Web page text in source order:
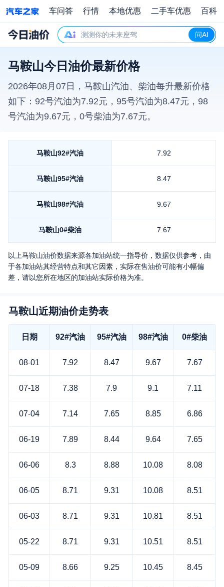
车问答 行情 本地优惠 二手车优惠 百科
测测你的未来座驾 问AI
马鞍山今日油价最新价格
2026年08月07日 ， 马鞍山汽油、柴油每升最新价格
如下：92号汽油为7.92元，95号汽油为8.47元，98
号汽油为9.67元，0号柴油为7.67元。
马鞍山92#汽油 7.92
马鞍山95#汽油 8.47
马鞍山98#汽油 9.67
马鞍山0#柴油 7.67
以上马鞍山油价数据来源各加油站统一指导价，数据仅供参考，由
于各加油站其经营特点和其它因素，实际在售油价可能有小幅偏
差，请以您所在地区的加油站实际价格为准。
马鞍山近期油价走势表
日期 92#汽油 95#汽油 98#汽油 0#柴油
08-01 7.92 8.47 9.67 7.67
07-18 7.38 7.9 9.1 7.11
07-04 7.14 7.65 8.85 6.86
06-19 7.89 8.44 9.64 7.65
06-06 8.3 8.88 10.08 8.08
06-05 8.71 9.31 10.08 8.51
06-03 8.71 9.31 10.81 8.51
05-22 8.71 9.31 10.51 8.51
05-09 8.66 9.25 10.45 8.45